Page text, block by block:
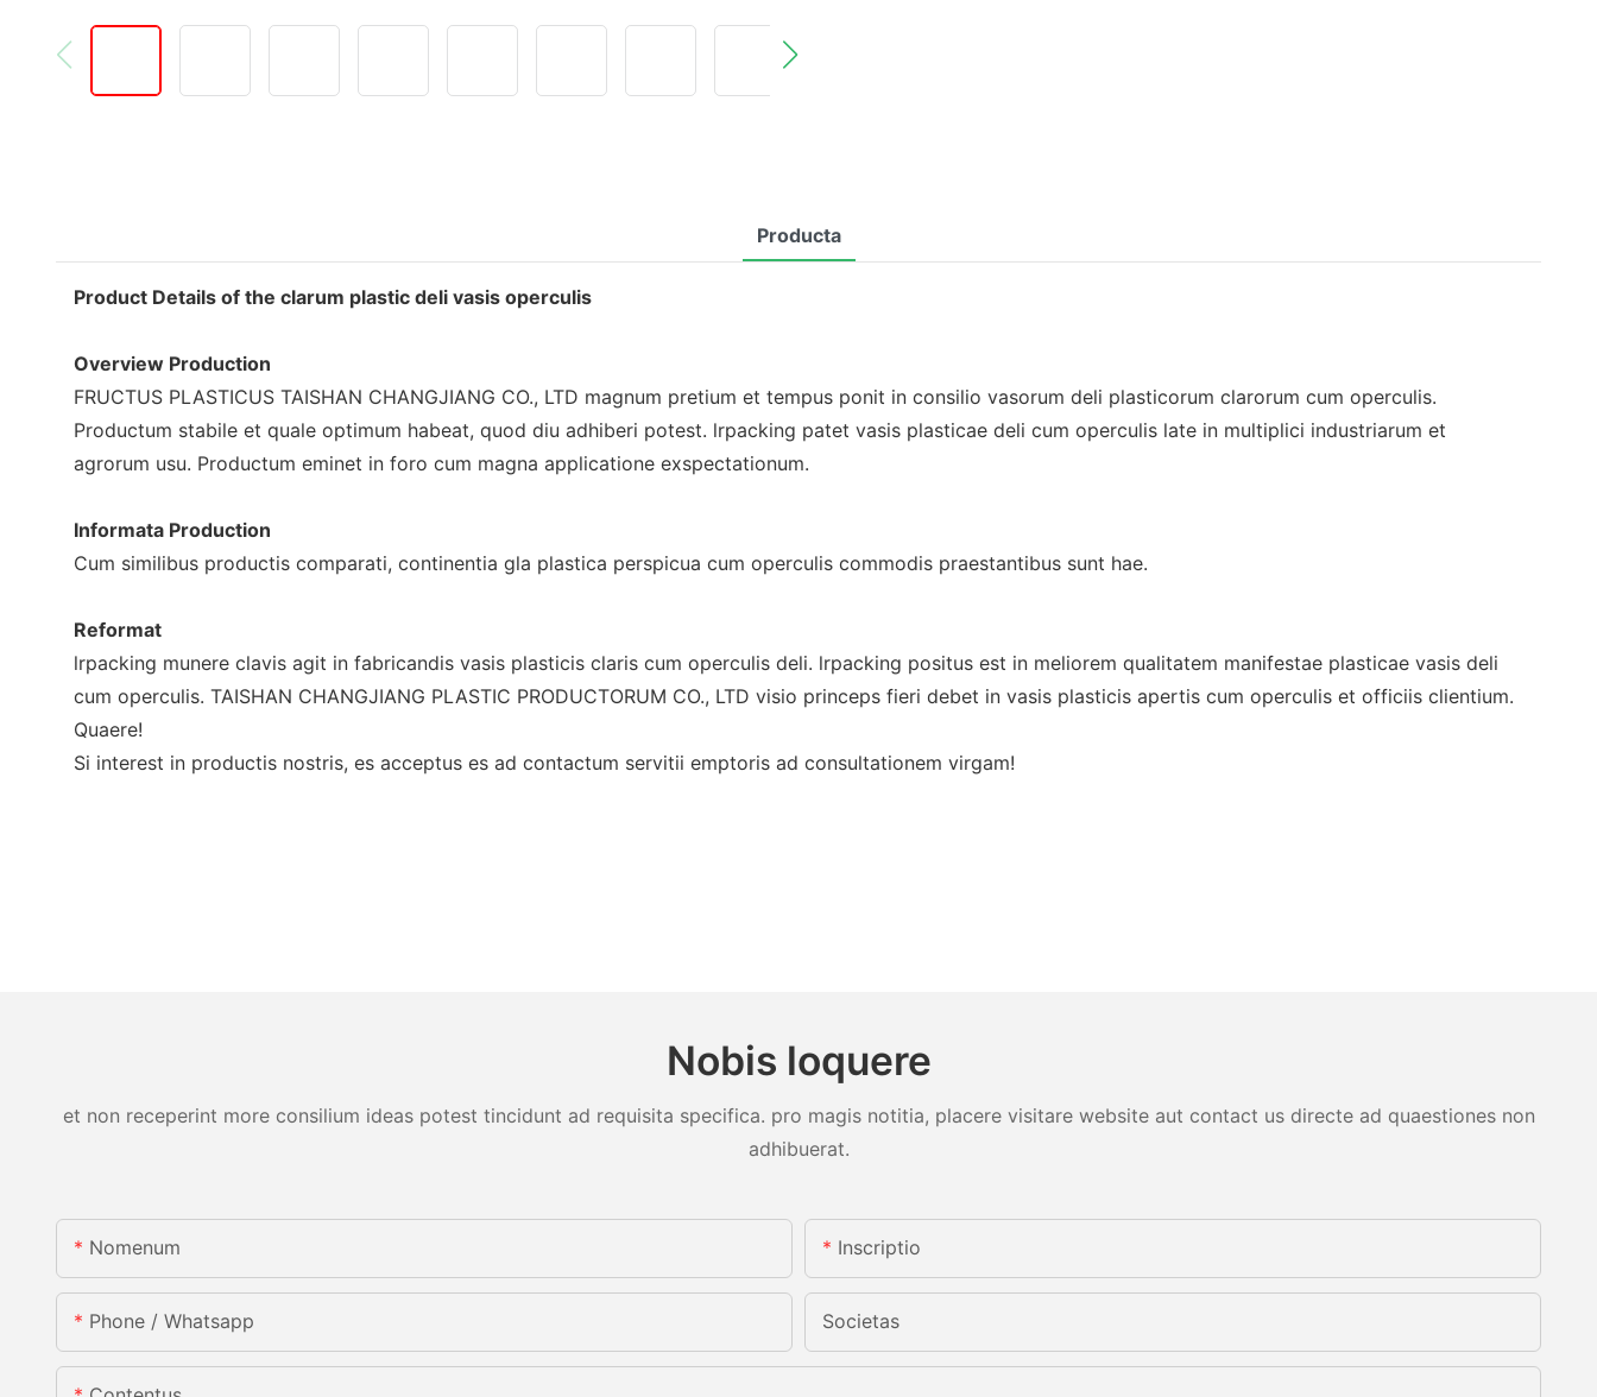
Producta
Product Details of the clarum plastic deli vasis operculis
Overview Production
FRUCTUS PLASTICUS TAISHAN CHANGJIANG CO., LTD magnum pretium et tempus ponit in consilio vasorum deli plasticorum clarorum cum operculis.
Productum stabile et quale optimum habeat, quod diu adhiberi potest. lrpacking patet vasis plasticae deli cum operculis late in multiplici industriarum et
agrorum usu. Productum eminet in foro cum magna applicatione exspectationum.
Informata Production
Cum similibus productis comparati, continentia gla plastica perspicua cum operculis commodis praestantibus sunt hae.
Reformat
lrpacking munere clavis agit in fabricandis vasis plasticis claris cum operculis deli. lrpacking positus est in meliorem qualitatem manifestae plasticae vasis deli
cum operculis. TAISHAN CHANGJIANG PLASTIC PRODUCTORUM CO., LTD visio princeps fieri debet in vasis plasticis apertis cum operculis et officiis clientium.
Quaere!
Si interest in productis nostris, es acceptus es ad contactum servitii emptoris ad consultationem virgam!
Nobis loquere
et non receperint more consilium ideas potest tincidunt ad requisita specifica. pro magis notitia, placere visitare website aut contact us directe ad quaestiones non
adhibuerat.
Nomenum Inscriptio
Phone / Whatsapp Societas